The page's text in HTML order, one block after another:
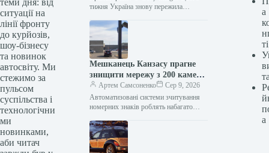
теми дня: від
ситуації на
лінії фронту
до курйозів,
шоу-бізнесу
та новинок
автосвіту. Ми
стежимо за
пульсом
суспільства і
технологічни
ми
новинками,
аби читач
тижня Україна знову пережила
наших містах. ТСН.ua зібрав…
Мешканець Канзасу прагне
знищити мережу з 200 камер,
що, на його думку, стежила за
ним
Артем Самсоненко
Сер 9, 2026
Автоматизовані системи зчитування
номерних знаків роблять набагато
поліцію про викрадені авто. Вони
створюють базу даних, яка…
а
ті
а